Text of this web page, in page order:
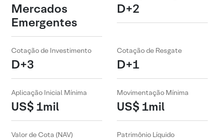
Mercados
Emergentes
D+2
Cotação de Investimento
D+3
Cotação de Resgate
D+1
Aplicação Inicial Mínima
US$ 1mil
Movimentação Mínima
US$ 1mil
Valor de Cota (NAV) Patrimônio Líquido